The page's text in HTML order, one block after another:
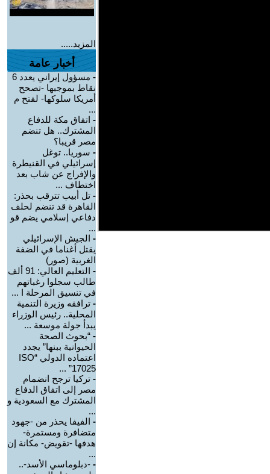
المزيد.....
أخبار عامة
-
مسؤول إيراني يعدد 6
نقاط بموجبها -تصحح
أمريكا سلوكها- لفتح م
...
- اتفاق مكة للدفاع
المشترك.. هل تنضم
مصر قريبا؟
- سوريا.. توغل
إسرائيلي في القنيطرة
والإفراج عن شاب بعد
اختطاف ...
- تل أبيب تترقب بحذر:
القاهرة قد تنضم لحلف
دفاعي إسلامي يضم قو
...
- الجيش الإسرائيلي
يقتل أغناما في الضفة
الغربية (صور)
-
التعليم العالي: 91 ألف
طالب سجلوا رغباتهم
في تنسيق المرحلة ا ...
- ترافقه وزيرة التنمية
المحلية.. رئيس الوزراء
يبدأ جولة موسعة ...
- “بحوث الصحة
الحيوانية ببنها” يجدد
اعتماده الدولي “ISO
17025” ...
- تركيا ترجح انضمام
مصر إلى اتفاق الدفاع
المشترك مع السعودية و
...
- الفيفا يحذر من -جهود
متضافرة ومستمرة-
هدفها -تقويض- مكانة إن
...
- -دبلوماسي الأسد-..